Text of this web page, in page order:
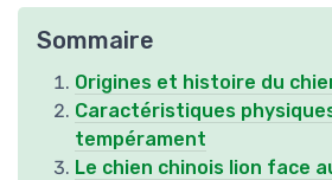
Sommaire
Origines et histoire du
Caractéristiques
tempérament
Le chien chinois lion face